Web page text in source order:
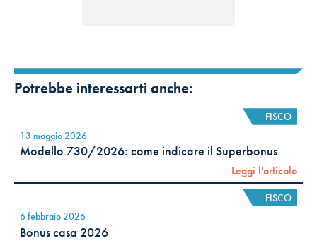
Potrebbe interessarti anche:
FISCO
13 maggio 2026
Modello 730/2026: come indicare il Superbonus
Leggi l'articolo
FISCO
6 febbraio 2026
Bonus casa 2026